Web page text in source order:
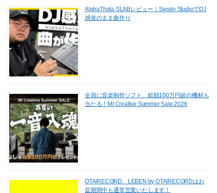
AlphaTheta SLABレビュー｜Serato StudioでDJ
感覚のまま曲作り
全員に音楽制作ソフト、総額100万円超の機材も
当たる！MI Creative Summer Sale 2026
OTAIRECORD、LEBEN by OTAIRECORDはお
盆期間中も通常営業いたします！